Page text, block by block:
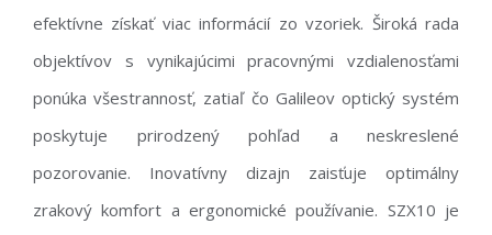
efektívne získať viac informácií zo vzoriek. Široká rada
objektívov s vynikajúcimi pracovnými vzdialenosťami
ponúka všestrannosť, zatiaľ čo Galileov optický systém
poskytuje prirodzený pohľad a neskreslené
pozorovanie. Inovatívny dizajn zaisťuje optimálny
zrakový komfort a ergonomické používanie. SZX10 je